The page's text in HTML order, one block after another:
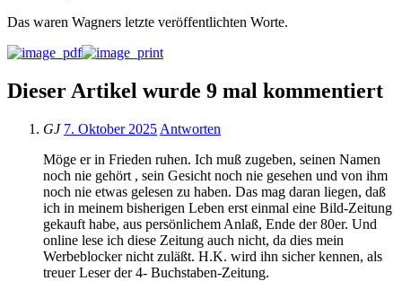
Das waren Wagners letzte veröffentlichten Worte.
Dieser Artikel wurde 9 mal kommentiert
GJ 7. Oktober 2025 Antworten
Möge er in Frieden ruhen. Ich muß zugeben, seinen Namen
noch nie gehört , sein Gesicht noch nie gesehen und von ihm
noch nie etwas gelesen zu haben. Das mag daran liegen, daß
ich in meinem bisherigen Leben erst einmal eine Bild-Zeitung
gekauft habe, aus persönlichem Anlaß, Ende der 80er. Und
online lese ich diese Zeitung auch nicht, da dies mein
Werbeblocker nicht zuläßt. H.K. wird ihn sicher kennen, als
treuer Leser der 4- Buchstaben-Zeitung.